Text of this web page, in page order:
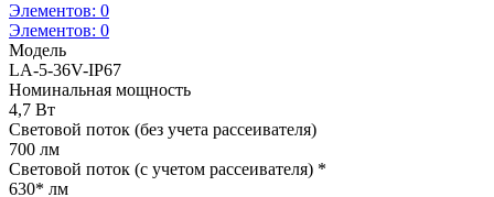
Элементов: 0
Элементов: 0
Модель
LA-5-36V-IP67
Номинальная мощность
4,7 Вт
Световой поток (без учета рассеивателя)
700 лм
Световой поток (с учетом рассеивателя) *
630* лм